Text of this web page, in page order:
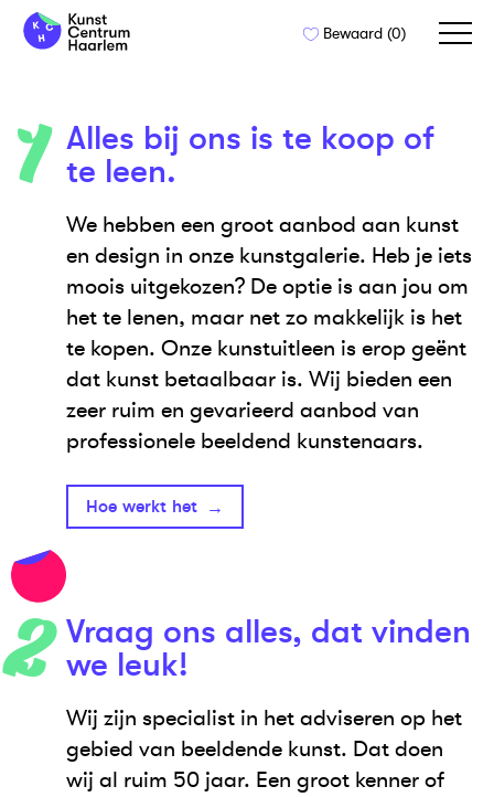
Naar
Bewaard (0)
Alles bij ons is te koop of
te leen.
We hebben een groot aanbod aan kunst
en design in onze kunstgalerie. Heb je iets
moois uitgekozen? De optie is aan jou om
het te lenen, maar net zo makkelijk is het
te kopen. Onze kunstuitleen is erop geënt
dat kunst betaalbaar is. Wij bieden een
zeer ruim en gevarieerd aanbod van
professionele beeldend kunstenaars.
Hoe werkt het
Vraag ons alles, dat vinden
we leuk!
Wij zijn specialist in het adviseren op het
gebied van beeldende kunst. Dat doen
wij al ruim 50 jaar. Een groot kenner of